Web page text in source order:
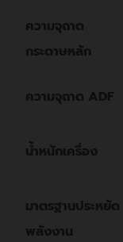
ความจุถาด
กระดาษหลัก
ความจุถาด ADF
น้ำหนักเครื่อง
มาตรฐานประหยัด
พลังงาน